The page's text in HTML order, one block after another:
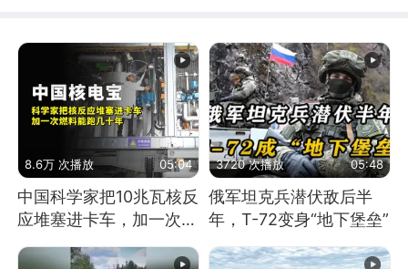
8.6万 次播放 05:04
中国科学家把10兆瓦核反
应堆塞进卡车，加一次燃
料能跑几十年
3720 次播放 05:48
俄军坦克兵潜伏敌后半
年，T-72变身“地下堡垒”